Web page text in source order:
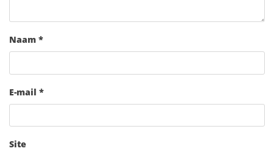
Naam *
E-mail *
Site